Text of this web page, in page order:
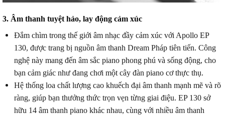
3. Âm thanh tuyệt hảo, lay động cảm xúc
Đắm chìm trong thế giới âm nhạc đầy cảm xúc với Apollo EP
130, được trang bị nguồn âm thanh Dream Pháp tiên tiến. Công
nghệ này mang đến âm sắc piano phong phú và sống động, cho
bạn cảm giác như đang chơi một cây đàn piano cơ thực thụ.
Hệ thống loa chất lượng cao khuếch đại âm thanh mạnh mẽ và rõ
ràng, giúp bạn thưởng thức trọn vẹn từng giai điệu. EP 130 sở
hữu 14 âm thanh piano khác nhau, cùng với nhiều âm thanh